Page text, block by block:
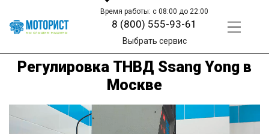
Время работы: с 08:00 до 22:00
8 (800) 555-93-61
Выбрать сервис
Регулировка ТНВД Ssang Yong в
Москве